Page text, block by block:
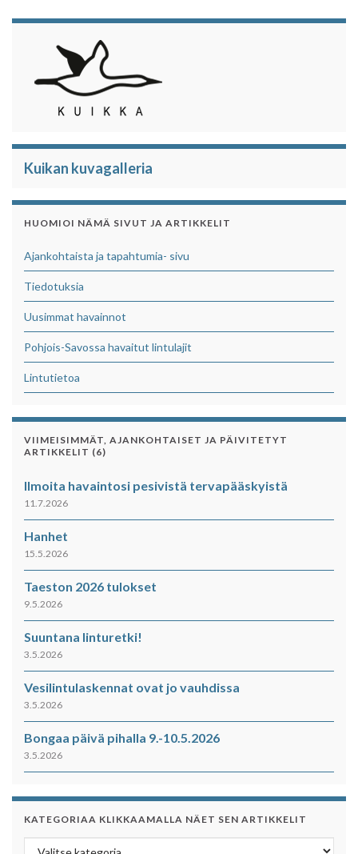
Kuikan kuvagalleria
HUOMIOI NÄMÄ SIVUT JA ARTIKKELIT
Ajankohtaista ja tapahtumia- sivu
Tiedotuksia
Uusimmat havainnot
Pohjois-Savossa havaitut lintulajit
Lintutietoa
VIIMEISIMMÄT, AJANKOHTAISET JA PÄIVITETYT
ARTIKKELIT (6)
Ilmoita havaintosi pesivistä tervapääskyistä
11.7.2026
Hanhet
15.5.2026
Taeston 2026 tulokset
9.5.2026
Suuntana linturetki!
3.5.2026
Vesilintulaskennat ovat jo vauhdissa
3.5.2026
Bongaa päivä pihalla 9.-10.5.2026
3.5.2026
KATEGORIAA KLIKKAAMALLA NÄET SEN ARTIKKELIT
Kategoriaa klikkaamalla näet sen artikkelit